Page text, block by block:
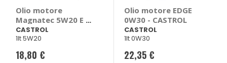
Olio motore
Magnatec 5W20 E -
CASTROL
CASTROL
1lt 5W20
18,80 €
Olio motore EDGE
0W30 - CASTROL
CASTROL
1lt 0W30
22,35 €